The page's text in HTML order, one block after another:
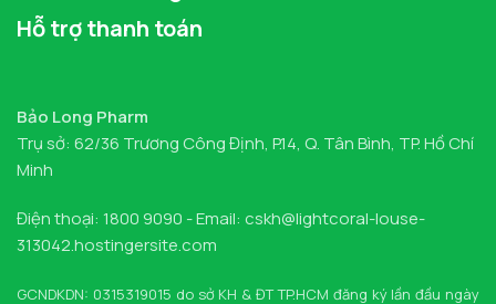
Hỗ trợ thanh toán
Bảo Long Pharm
Trụ sở: 62/36 Trương Công Định, P.14, Q. Tân Bình, TP. Hồ Chí
Minh
Điện thoại: 1800 9090 - Email: cskh@lightcoral-louse-
313042.hostingersite.com
GCNDKDN: 0315319015 do sở KH & ĐT TP.HCM đăng ký lần đầu ngày